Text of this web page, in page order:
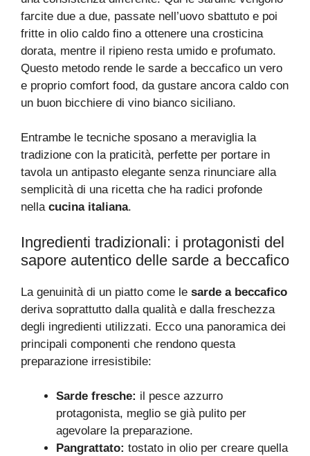
farcite due a due, passate nell’uovo sbattuto e poi
fritte in olio caldo fino a ottenere una crosticina
dorata, mentre il ripieno resta umido e profumato.
Questo metodo rende le sarde a beccafico un vero
e proprio comfort food, da gustare ancora caldo con
un buon bicchiere di vino bianco siciliano.
Entrambe le tecniche sposano a meraviglia la
tradizione con la praticità, perfette per portare in
tavola un antipasto elegante senza rinunciare alla
semplicità di una ricetta che ha radici profonde
nella cucina italiana.
Ingredienti tradizionali: i protagonisti del
sapore autentico delle sarde a beccafico
La genuinità di un piatto come le sarde a beccafico
deriva soprattutto dalla qualità e dalla freschezza
degli ingredienti utilizzati. Ecco una panoramica dei
principali componenti che rendono questa
preparazione irresistibile:
Sarde fresche: il pesce azzurro
protagonista, meglio se già pulito per
agevolare la preparazione.
Pangrattato: tostato in olio per creare quella